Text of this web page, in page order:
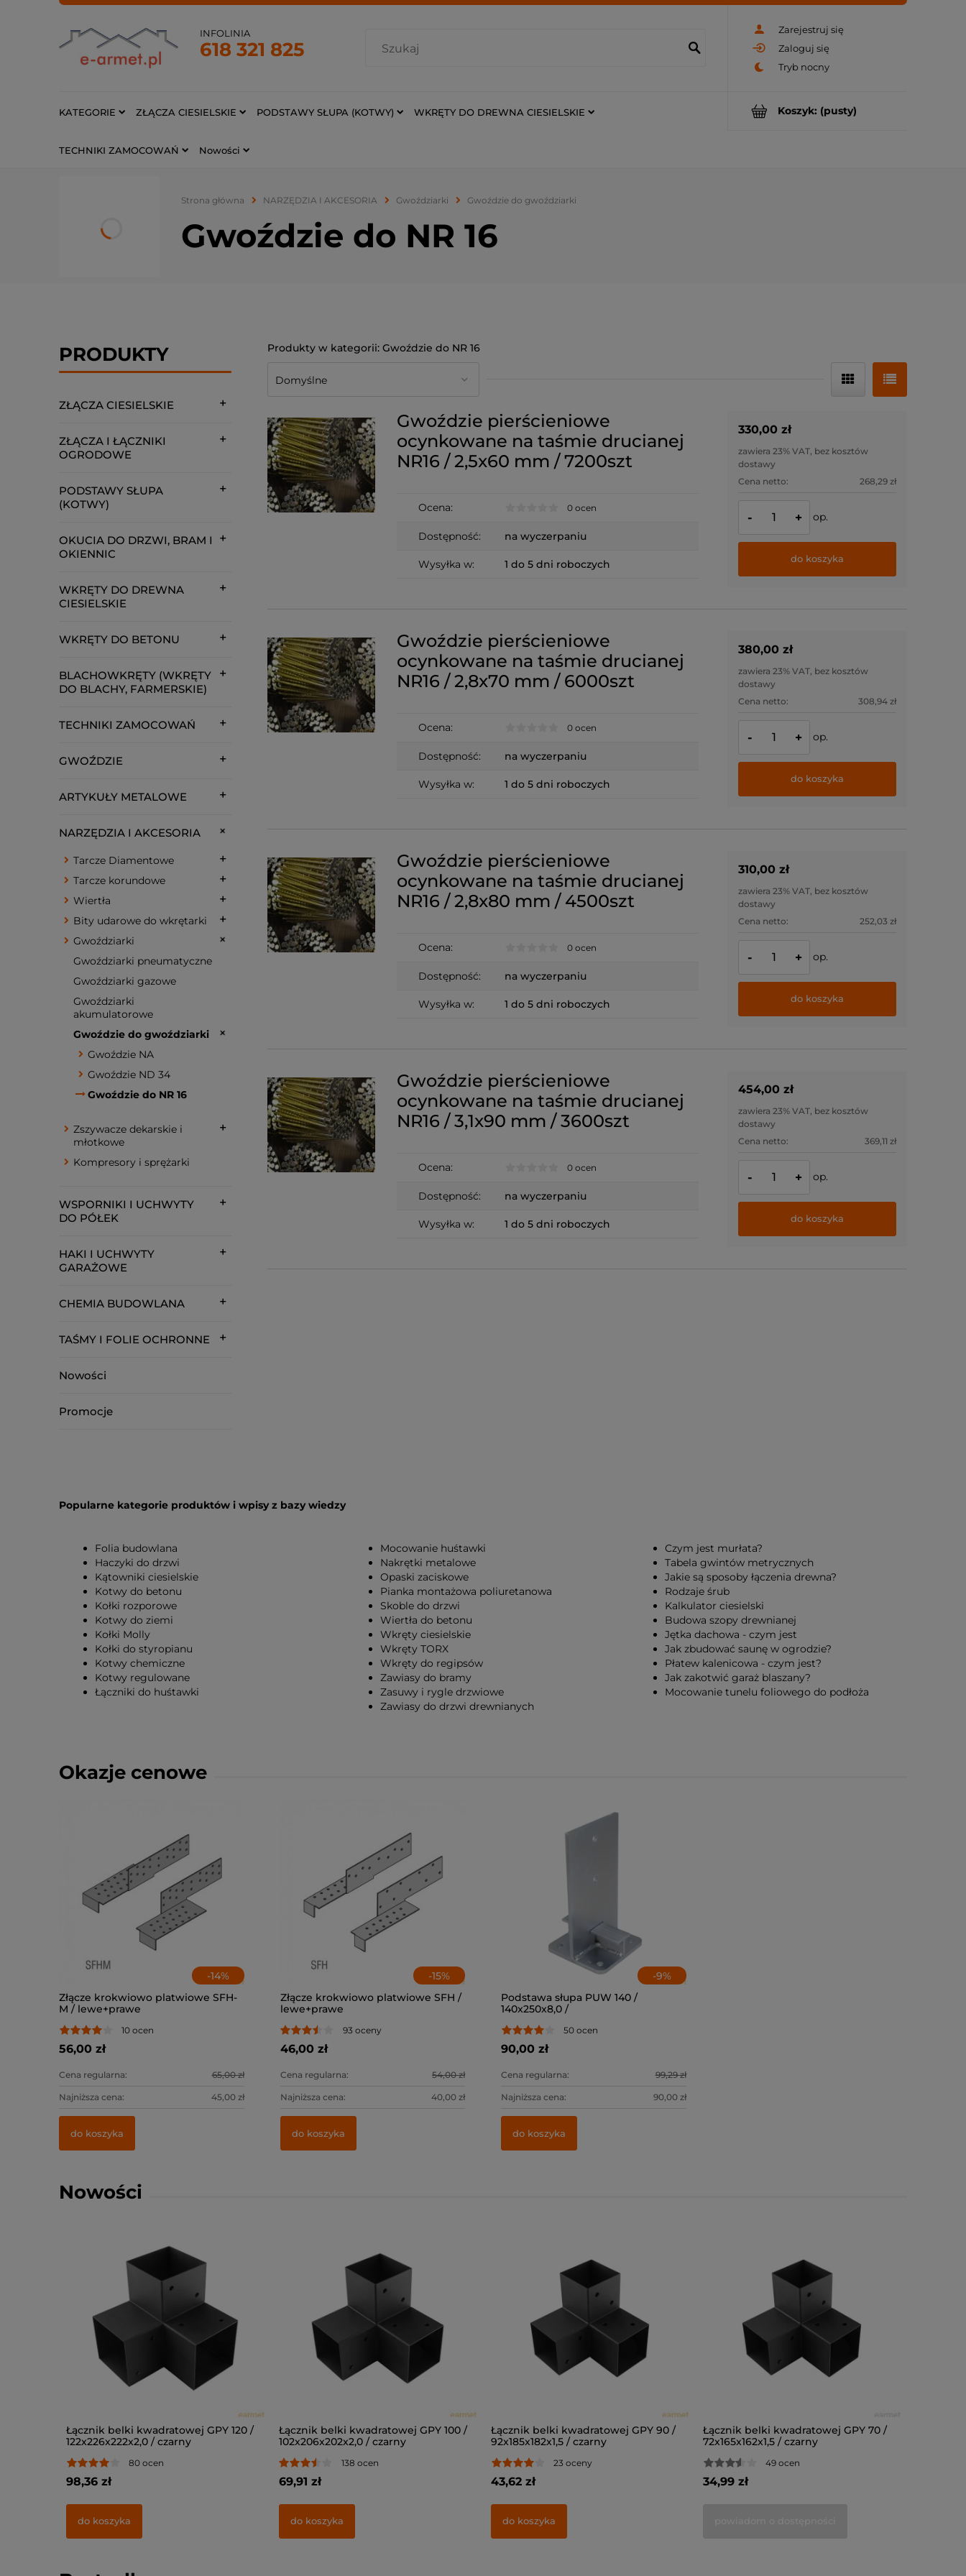
Zarejestruj się
Zaloguj się
INFOLINIA
618 321 825
Koszyk: (pusty)
KATEGORIE ZŁĄCZA CIESIELSKIE PODSTAWY SŁUPA (KOTWY) WKRĘTY DO DREWNA CIESIELSKIE
TECHNIKI ZAMOCOWAŃ Nowości
Strona główna NARZĘDZIA I AKCESORIA Gwoździarki Gwoździe do gwoździarki
Gwoździe do NR 16
PRODUKTY
ZŁĄCZA CIESIELSKIE
ZŁĄCZA I ŁĄCZNIKI
OGRODOWE
PODSTAWY SŁUPA
(KOTWY)
OKUCIA DO DRZWI, BRAM I
OKIENNIC
WKRĘTY DO DREWNA
CIESIELSKIE
WKRĘTY DO BETONU
BLACHOWKRĘTY (WKRĘTY
DO BLACHY, FARMERSKIE)
TECHNIKI ZAMOCOWAŃ
GWOŹDZIE
ARTYKUŁY METALOWE
NARZĘDZIA I AKCESORIA
Tarcze Diamentowe
Tarcze korundowe
Wiertła
Bity udarowe do wkrętarki
Gwoździarki
Gwoździarki pneumatyczne
Gwoździarki gazowe
Gwoździarki
akumulatorowe
Gwoździe do gwoździarki
Gwoździe NA
Gwoździe ND 34
Gwoździe do NR 16
Zszywacze dekarskie i
młotkowe
Kompresory i sprężarki
WSPORNIKI I UCHWYTY
DO PÓŁEK
HAKI I UCHWYTY
GARAŻOWE
CHEMIA BUDOWLANA
TAŚMY I FOLIE OCHRONNE
Nowości
Promocje
Gwoździe do NR 16
Gwoździe pierścieniowe
ocynkowane na taśmie drucianej
NR16 / 2,5x60 mm / 7200szt
Ocena: 0 ocen
Dostępność: na wyczerpaniu
Wysyłka w: 1 do 5 dni roboczych
330,00 zł
zawiera 23% VAT, bez kosztów
dostawy
Cena netto:
268,29 zł
- + op.
do koszyka
Gwoździe pierścieniowe
ocynkowane na taśmie drucianej
NR16 / 2,8x70 mm / 6000szt
Ocena: 0 ocen
Dostępność: na wyczerpaniu
Wysyłka w: 1 do 5 dni roboczych
380,00 zł
zawiera 23% VAT, bez kosztów
dostawy
Cena netto:
308,94 zł
- + op.
do koszyka
Gwoździe pierścieniowe
ocynkowane na taśmie drucianej
NR16 / 2,8x80 mm / 4500szt
Ocena: 0 ocen
Dostępność: na wyczerpaniu
Wysyłka w: 1 do 5 dni roboczych
310,00 zł
zawiera 23% VAT, bez kosztów
dostawy
Cena netto:
252,03 zł
- + op.
do koszyka
Gwoździe pierścieniowe
ocynkowane na taśmie drucianej
NR16 / 3,1x90 mm / 3600szt
Ocena: 0 ocen
Dostępność: na wyczerpaniu
Wysyłka w: 1 do 5 dni roboczych
454,00 zł
zawiera 23% VAT, bez kosztów
dostawy
Cena netto:
369,11 zł
- + op.
do koszyka
Popularne kategorie produktów i wpisy z bazy wiedzy
Folia budowlana
Haczyki do drzwi
Kątowniki ciesielskie
Kotwy do betonu
Kołki rozporowe
Kotwy do ziemi
Kołki Molly
Kołki do styropianu
Kotwy chemiczne
Kotwy regulowane
Łączniki do huśtawki
Mocowanie huśtawki
Nakrętki metalowe
Opaski zaciskowe
Pianka montażowa poliuretanowa
Skoble do drzwi
Wiertła do betonu
Wkręty ciesielskie
Wkręty TORX
Wkręty do regipsów
Zawiasy do bramy
Zasuwy i rygle drzwiowe
Zawiasy do drzwi drewnianych
Czym jest murłata?
Tabela gwintów metrycznych
Jakie są sposoby łączenia drewna?
Rodzaje śrub
Kalkulator ciesielski
Budowa szopy drewnianej
Jętka dachowa - czym jest
Jak zbudować saunę w ogrodzie?
Płatew kalenicowa - czym jest?
Jak zakotwić garaż blaszany?
Mocowanie tunelu foliowego do podłoża
Okazje cenowe
-14%
Złącze krokwiowo platwiowe SFH-
M / lewe+prawe
10 ocen
56,00 zł
Cena regularna: 65,00 zł
Najniższa cena: 45,00 zł
do koszyka
-15%
Złącze krokwiowo platwiowe SFH /
lewe+prawe
93 oceny
46,00 zł
Cena regularna: 54,00 zł
Najniższa cena: 40,00 zł
do koszyka
-9%
Podstawa słupa PUW 140 /
140x250x8,0 /
50 ocen
90,00 zł
Cena regularna: 99,29 zł
Najniższa cena: 90,00 zł
do koszyka
Nowości
Łącznik belki kwadratowej GPY 120 /
122x226x222x2,0 / czarny
80 ocen
98,36 zł
do koszyka
Łącznik belki kwadratowej GPY 100 /
102x206x202x2,0 / czarny
138 ocen
69,91 zł
do koszyka
Łącznik belki kwadratowej GPY 90 /
92x185x182x1,5 / czarny
23 oceny
43,62 zł
do koszyka
Łącznik belki kwadratowej GPY 70 /
72x165x162x1,5 / czarny
49 ocen
34,99 zł